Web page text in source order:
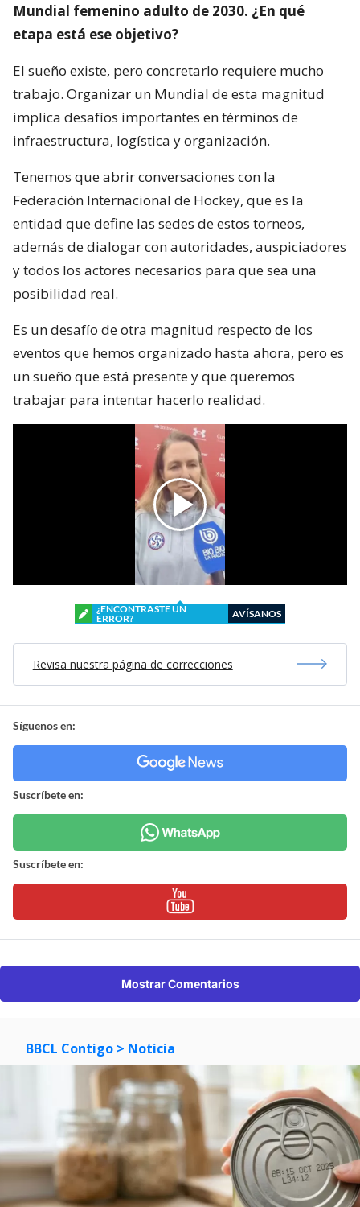
Mundial femenino adulto de 2030. ¿En qué
etapa está ese objetivo?
El sueño existe, pero concretarlo requiere mucho
trabajo. Organizar un Mundial de esta magnitud
implica desafíos importantes en términos de
infraestructura, logística y organización.
Tenemos que abrir conversaciones con la
Federación Internacional de Hockey, que es la
entidad que define las sedes de estos torneos,
además de dialogar con autoridades, auspiciadores
y todos los actores necesarios para que sea una
posibilidad real.
Es un desafío de otra magnitud respecto de los
eventos que hemos organizado hasta ahora, pero es
un sueño que está presente y que queremos
trabajar para intentar hacerlo realidad.
¿ENCONTRASTE UN
ERROR?
AVÍSANOS
Revisa nuestra página de correcciones
Síguenos en:
Suscríbete en:
Suscríbete en:
Mostrar Comentarios
BBCL Contigo > Noticia